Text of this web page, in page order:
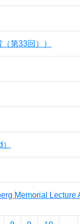
第33回））
Memorial Lecture